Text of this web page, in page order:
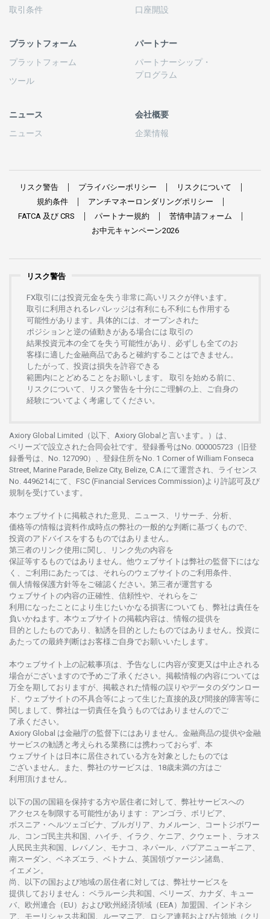
取引条件 口座開設
プラットフォーム
プラットフォーム
ツール
パートナー
パートナーシップ・
プログラム
ニュース
ニュース
会社概要
企業情報
リスク警告 プライバシーポリシー
リスクについて
規約条件
アンチマネーロンダリングポリシー
FATCA 及び CRS パートナー規約 苦情申請フォーム
お中元キャンペーン2026
リスク警告
FX取引には投資元金を失う 非常に高い リスクが伴います。
取引に利用さ れる レバレッジは有利にも不利にも作用する
可能性があります。 具体的には、 オープンさ れた
ポジションと 逆の値動きがある場合には 取引の
結果投資元本の全てを失う 可能性があり、 必ずしも全てのお
客様に適した金融商品であると 確約することはできません。
したがって、 投資は損失を許容できる
範囲内にとどめることをお願いします。 取引を始める前に、
リスクについて、
リスク警告を十分にご理解の上、 ご自身の
経験についてよく 考慮してください。
Axiory Global Limited（以下、Axiory Globalと言います。）は、
ベリーズで設立さ れた合同会社です。 登録番号はNo. 000005723（旧登
録番号は、No. 127090）、 登録住所をNo. 1 Corner of William Fonseca
Street, Marine Parade, Belize City, Belize, C.A.にて運営さ れ、 ライセンス
No. 4496214にて、FSC (Financial Services Commission)より 許認可及び
規制を受けています。
本ウェブサイトに掲載さ れた意見、ニュース、リサーチ、分析、
価格等の情報は資料作成時点の弊社の一般的な判断に基づくもので、
投資のアドバイスをするものではありません。
第三者の リンク使用に関し、 リンク先の内容を
保証等するものではありません。 他ウェブサイトは弊社の監督下にはな
く、 ご利用にあたっては、 それらのウェブサイトのご利用条件、
個人情報保護方針等をご確認ください。 第三者が運営する
ウェブサイトの内容の正確性、信頼性や、それらをご
利用になったことにより 生じたいかなる損害についても、 弊社は責任を
負いかねます。 本ウェブサイトの掲載内容は、 情報の提供を
目的としたものであり、 勧誘を 目的としたものではありません。 投資に
あたっての最終判断はお客様ご自身でお願いいたします。
本ウェブサイト 上の記載事項は、 予告なしに内容が変更又は中止さ れる
場合がございますので予めご了承ください。 掲載情報の内容については
万全を期しておりますが、 掲載さ れた情報の誤りやデータのダウンロー
ド、 ウェブサイトの不具合等によって生じた 直接的及び間接的障害等に
関し まして、 弊社は一切責任を負うものではありませんのでご
了承ください。
Axiory Global は金融庁の監督下にはありません。 金融商品の提供や金融
サービスの勧誘と 考えられる業務には携わっておらず、 本
ウェブサイトは 日本に居住さ れている方を対象としたものでは
ございません。
また、 弊社のサービスは、18歳未満の方はご
利用頂けません。
以下の国の国籍を保持する方や居住者に対して、 弊社サービスへの
アクセスを制限する可能性があります ： アンゴラ、ボリビア、
ボスニア ・ ヘルツェゴビナ、ブルガリア、カメルーン、コートジボワー
ル、
コンゴ民主共和国、ハイチ、イラク、ケニア、クウェート、 ラオス
人民民主共和国、レバノン、モナコ、ネパール、パプアニューギニア、
南スーダン、ベネズエラ、ベトナム、 英国領ヴァージン諸島、
イエメン。
尚、
以下の国および地域の居住者に対しては、 弊社サービスを
提供しておりません ： ベラルーシ共和国、ベリーズ、カナダ、キュー
バ、 欧州連合 （EU） および欧州経済領域 （EEA）加盟国、インドネシ
ア、 モーリシャス共和国、ルーマニア、 ロシア連邦および占領地 （クリ